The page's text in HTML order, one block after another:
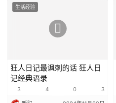
生活经验
狂人日记最讽刺的话 狂人日
记经典语录
3 4 0 3